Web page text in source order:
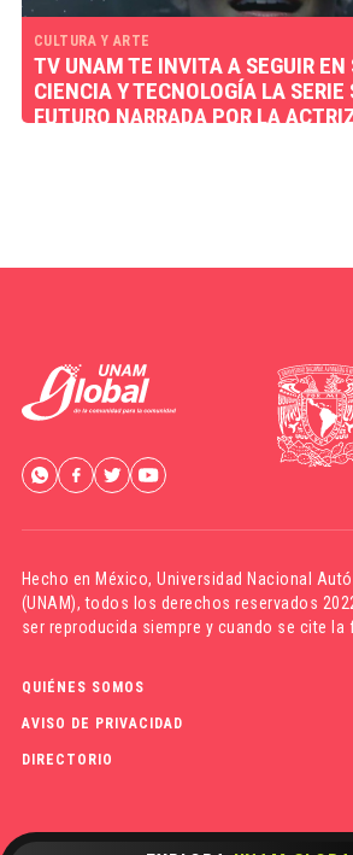
CULTURA Y ARTE
TV UNAM TE INVITA A SEGUIR EN
CIENCIA Y TECNOLOGÍA LA
FUTURO NARRADA POR LA
Hecho en México,Universidad Nacional
(UNAM), todos los derechos reservados
ser reproducida siempre y cuando se cite la
QUIÉNES SOMOS
AVISO DE PRIVACIDAD
DIRECTORIO